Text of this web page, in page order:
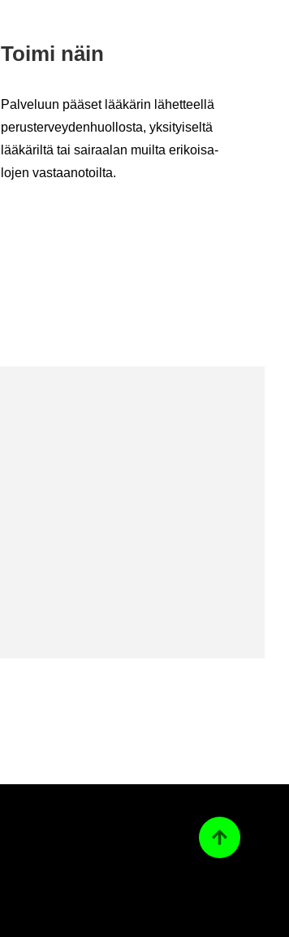
Toimi näin
Pal­ve­luun pää­set lää­kä­rin lä­het­teel­lä
pe­rus­ter­vey­den­huol­los­ta, yk­si­tyi­sel­tä
lää­kä­ril­tä tai sai­raa­lan muil­ta eri­koi­sa­
lo­jen vas­taa­no­toil­ta.
Ta­kai­sin ylös